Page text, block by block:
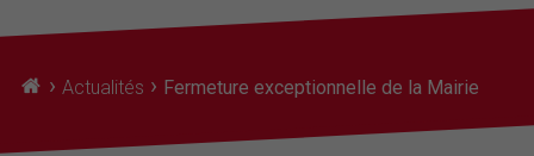
› Actualités › Fermeture exceptionnelle de la Mairie